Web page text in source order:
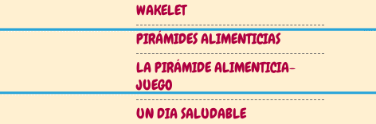
WAKELET
PIRÁMIDES ALIMENTICIAS
LA PIRÁMIDE ALIMENTICIA-
JUEGO
UN DIA SALUDABLE